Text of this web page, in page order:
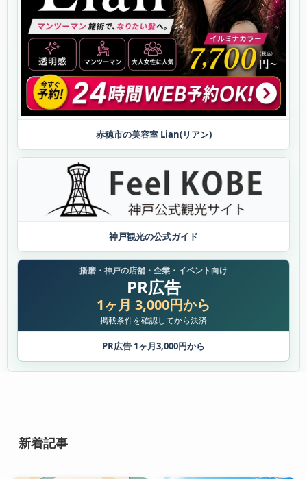
赤穂市の美容室 Lian(リアン)
神戸観光の公式ガイド
播磨・神戸の店舗・企業・イベント向け
PR広告
1ヶ月 3,000円から
掲載条件を確認してから決済
PR広告 1ヶ月3,000円から
新着記事